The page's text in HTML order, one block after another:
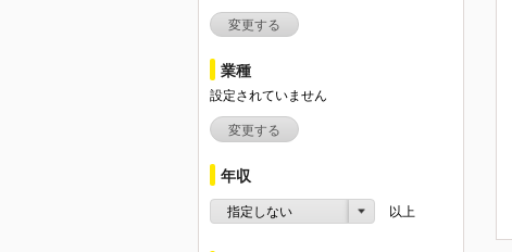
変更する
業種
設定されていません
変更する
年収
指定しない 以上